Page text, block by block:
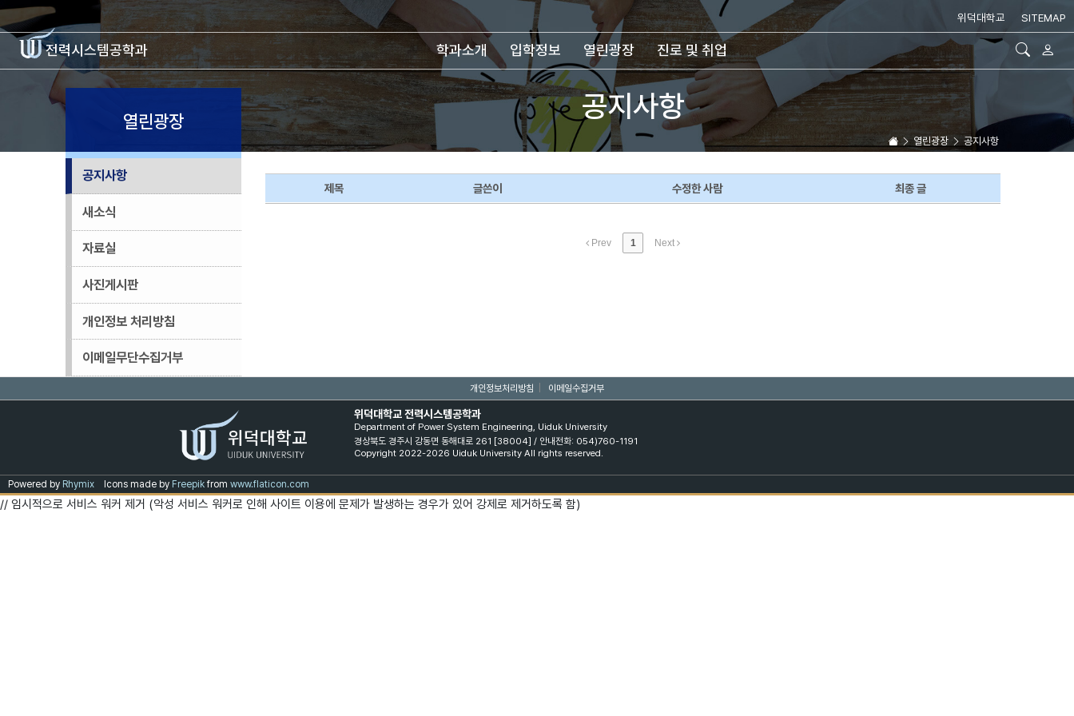
위덕대학교 SITEMAP
전력시스템공학과 학과소개 입학정보 열린광장 진로 및 취업
열린광장 공지사항
열린광장 공지사항
공지사항
새소식
자료실
사진게시판
개인정보 처리방침
이메일무단수집거부
제목 글쓴이 수정한 사람 최종 글
Prev 1 Next
개인정보처리방침 이메일수집거부
위덕대학교 전력시스템공학과
Department of Power System Engineering, Uiduk University
경상북도 경주시 강동면 동해대로 261 [38004] / 안내전화: 054)760-1191
Copyright 2022-2026 Uiduk University All rights reserved.
Powered by Rhymix Icons made by Freepik from www.flaticon.com
// 임시적으로 서비스 워커 제거 (악성 서비스 워커로 인해 사이트 이용에 문제가 발생하는 경우가 있어 강제로 제거하도록 함)